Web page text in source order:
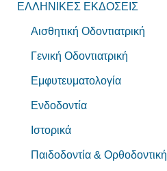
ΕΛΛΗΝΙΚΕΣ ΕΚΔΟΣΕΙΣ
Αισθητική Οδοντιατρική
Γενική Οδοντιατρική
Εμφυτευματολογία
Ενδοδοντία
Ιστορικά
Παιδοδοντία & Ορθοδοντική